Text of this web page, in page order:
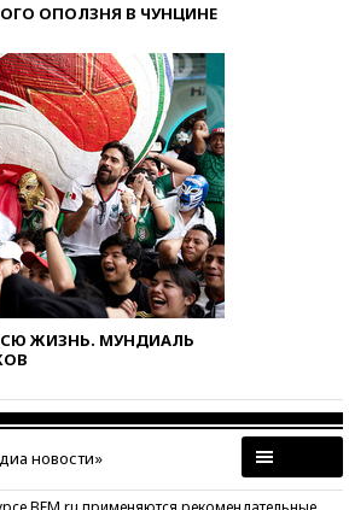
ОПОЛЗНЯ В ЧУНЦИНЕ
ЖИЗНЬ. МУНДИАЛЬ
новости»